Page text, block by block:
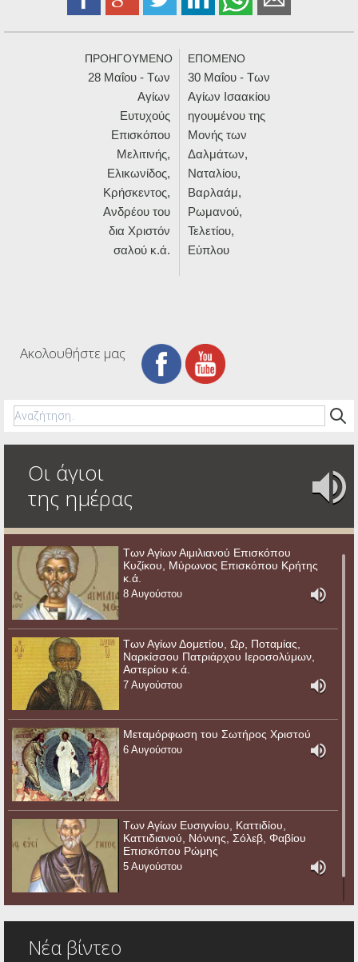
ΠΡΟΗΓΟΥΜΕΝΟ
28 Μαΐου - Των
Αγίων
Ευτυχούς
Επισκόπου
Μελιτινής,
Ελικωνίδος,
Κρήσκεντος,
Ανδρέου του
δια Χριστόν
σαλού κ.ά.
ΕΠΟΜΕΝΟ
30 Μαΐου - Των
Αγίων Ισαακίου
ηγουμένου της
Μονής των
Δαλμάτων,
Ναταλίου,
Βαρλαάμ,
Ρωμανού,
Τελετίου,
Εύπλου
Ακολουθήστε μας
Οι άγιοι
της ημέρας
Των Αγίων Αιμιλιανού Επισκόπου
Κυζίκου, Μύρωνος Επισκόπου Κρήτης
κ.ά.
8 Αυγούστου
Των Αγίων Δομετίου, Ωρ, Ποταμίας,
Ναρκίσσου Πατριάρχου Ιεροσολύμων,
Αστερίου κ.ά.
7 Αυγούστου
Μεταμόρφωση του Σωτήρος Χριστού
6 Αυγούστου
Των Αγίων Ευσιγνίου, Καττιδίου,
Καττιδιανού, Νόννης, Σόλεβ, Φαβίου
Επισκόπου Ρώμης
5 Αυγούστου
Νέα βίντεο